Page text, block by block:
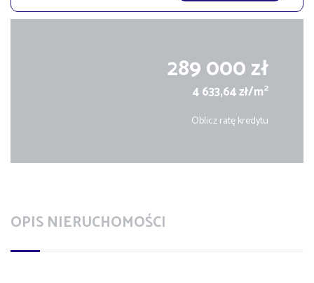
289 000 zł
4 633,64 zł/m2
Oblicz ratę kredytu
OPIS NIERUCHOMOŚCI